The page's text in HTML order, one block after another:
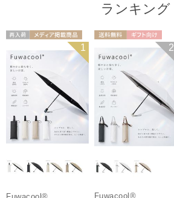
ランキング
メディア掲載商 1
ギフト向け
2
Fuwacool®